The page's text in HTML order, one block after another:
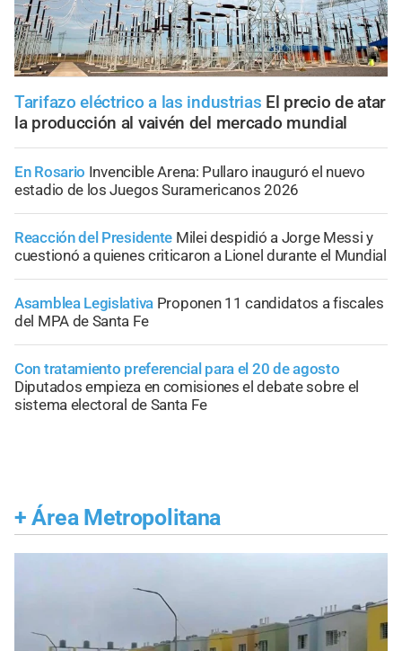
Tarifazo eléctrico a las industrias El precio de atar
la producción al vaivén del mercado mundial
En Rosario Invencible Arena: Pullaro inauguró el nuevo
estadio de los Juegos Suramericanos 2026
Reacción del Presidente Milei despidió a Jorge Messi y
cuestionó a quienes criticaron a Lionel durante el Mundial
Asamblea Legislativa Proponen 11 candidatos a fiscales
del MPA de Santa Fe
Con tratamiento preferencial para el 20 de agosto
Diputados empieza en comisiones el debate sobre el
sistema electoral de Santa Fe
+ Área Metropolitana